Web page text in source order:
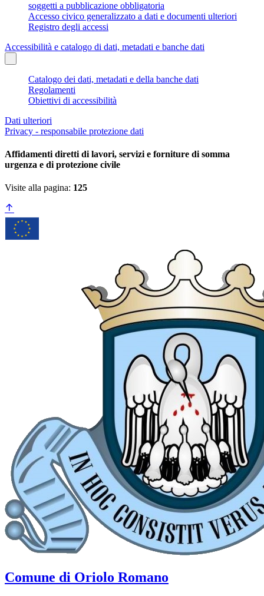
soggetti a pubblicazione obbligatoria
Accesso civico generalizzato a dati e documenti ulteriori
Registro degli accessi
Accessibilità e catalogo di dati, metadati e banche dati
Catalogo dei dati, metadati e della banche dati
Regolamenti
Obiettivi di accessibilità
Dati ulteriori
Privacy - responsabile protezione dati
Affidamenti diretti di lavori, servizi e forniture di somma
urgenza e di protezione civile
Visite alla pagina: 125
Comune di Oriolo Romano